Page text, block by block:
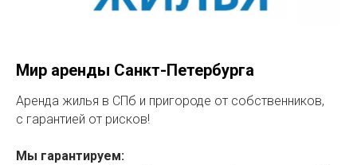
Мир аренды Санкт-Петербурга
Аренда жилья в СПб и пригороде от собственников,
с гарантией от рисков!
Мы гарантируем: